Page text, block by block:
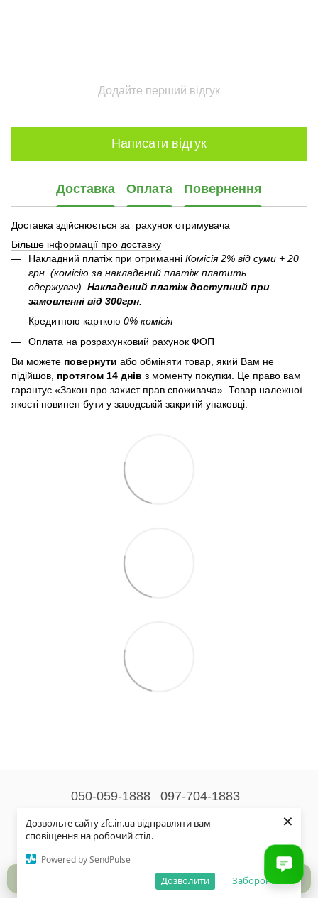
Дозвольте сайту zfc.in.ua відправляти вам
сповіщення на робочий стіл.
Powered by SendPulse
Заборонити
Дозволити
×
Додайте перший відгук
Написати відгук
Доставка Оплата Повернення
Доставка здійснюється за рахунок отримувача
Більше інформації про доставку
Накладний платіж при отриманні Комісія 2% від суми + 20
грн. (комісію за накладений платіж платить
одержувач). Накладений платіж доступний при
замовленні від 300грн
Кредитною карткою 0% комісія
Оплата на розрахунковий рахунок ФОП
Ви можете повернути або обміняти товар, який Вам не
підійшов, протягом 14 днів з моменту покупки. Це право вам
гарантує «Закон про захист прав споживача». Товар належної
якості повинен бути у заводській закритій упаковці.
050-059-1888 097-704-1883
Контактна інформація
© 2026